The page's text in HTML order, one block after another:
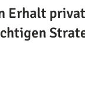
Erhalt